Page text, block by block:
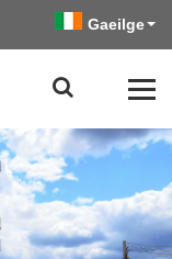
Gaeilge